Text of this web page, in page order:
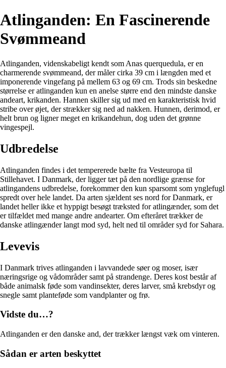
Atlinganden: En Fascinerende
Svømmeand
Atlinganden, videnskabeligt kendt som Anas querquedula, er en
charmerende svømmeand, der måler cirka 39 cm i længden med et
imponerende vingefang på mellem 63 og 69 cm. Trods sin beskedne
størrelse er atlinganden kun en anelse større end den mindste danske
andeart, krikanden. Hannen skiller sig ud med en karakteristisk hvid
stribe over øjet, der strækker sig ned ad nakken. Hunnen, derimod, er
helt brun og ligner meget en krikandehun, dog uden det grønne
vingespejl.
Udbredelse
Atlinganden findes i det tempererede bælte fra Vesteuropa til
Stillehavet. I Danmark, der ligger tæt på den nordlige grænse for
atlingandens udbredelse, forekommer den kun sparsomt som ynglefugl
spredt over hele landet. Da arten sjældent ses nord for Danmark, er
landet heller ikke et hyppigt besøgt træksted for atlingænder, som det
er tilfældet med mange andre andearter. Om efteråret trækker de
danske atlingænder langt mod syd, helt ned til områder syd for Sahara.
Levevis
I Danmark trives atlinganden i lavvandede søer og moser, især
næringsrige og vådområder samt på strandenge. Deres kost består af
både animalsk føde som vandinsekter, deres larver, små krebsdyr og
snegle samt planteføde som vandplanter og frø.
Vidste du…?
Atlinganden er den danske and, der trækker længst væk om vinteren.
Sådan er arten beskyttet